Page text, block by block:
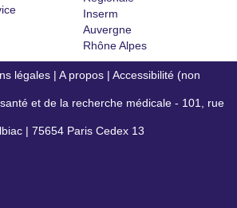
Inserm
Auvergne
Rhône Alpes
légales | A propos | Accessibilité (non
conforme)
et de la recherche médicale - 101, rue
| 75654 Paris Cedex 13